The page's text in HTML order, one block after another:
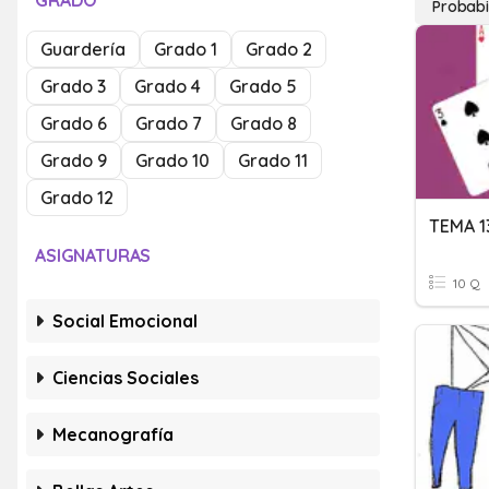
Guardería Grado 1
Grado 2
Grado 3
Grado 4
Grado 5
Grado 6
Grado 7
Grado 8
Grado 9
Grado 10
Grado 11
Grado 12
ASIGNATURAS
Social Emocional
Ciencias Sociales
Mecanografía
10 Q